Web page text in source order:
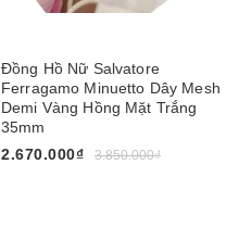
Đồng Hồ Nữ Salvatore
Ferragamo Minuetto Dây Mesh
Demi Vàng Hồng Mặt Trắng
35mm
2.670.000₫
3.850.000₫